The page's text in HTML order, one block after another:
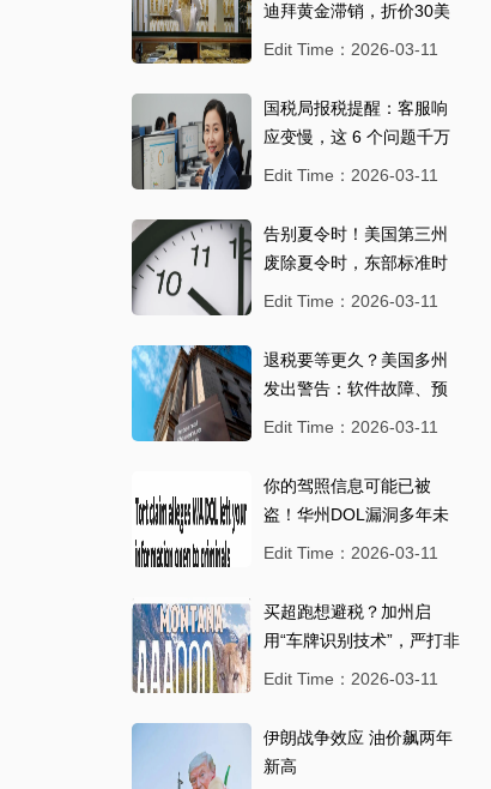
迪拜黄金滞销，折价30美
元抛售
Edit Time：2026-03-11
国税局报税提醒：客服响
应变慢，这 6 个问题千万
别忽视！
Edit Time：2026-03-11
告别夏令时！美国第三州
废除夏令时，东部标准时
间将永久生效
Edit Time：2026-03-11
退税要等更久？美国多州
发出警告：软件故障、预
算削减....，退税可能延误
Edit Time：2026-03-11
你的驾照信息可能已被
盗！华州DOL漏洞多年未
修，律师起诉讨说法
Edit Time：2026-03-11
买超跑想避税？加州启
用“车牌识别技术”，严打非
法外州注册
Edit Time：2026-03-11
伊朗战争效应 油价飙两年
新高